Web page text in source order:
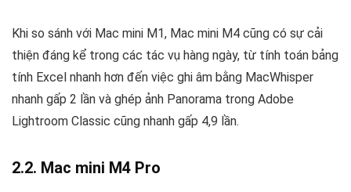
Khi so sánh với Mac mini M1, Mac mini M4 cũng có sự cải
thiện đáng kể trong các tác vụ hàng ngày, từ tính toán bảng
tính Excel nhanh hơn đến việc ghi âm bằng MacWhisper
nhanh gấp 2 lần và ghép ảnh Panorama trong Adobe
Lightroom Classic cũng nhanh gấp 4,9 lần.
2.2. Mac mini M4 Pro